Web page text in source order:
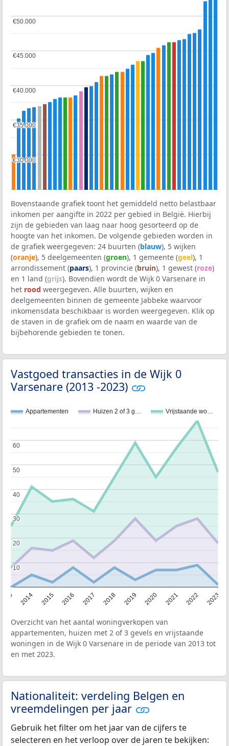
€30.000
€30.000
€35.000
€35.000
€40.000
€40.000
€45.000
€45.000
€50.000
€50.000
Bovenstaande grafiek toont het gemiddeld netto belastbaar
inkomen per aangifte in 2022 per gebied in België. Hierbij
zijn de gebieden van laag naar hoog gesorteerd op de
hoogte van het inkomen. De volgende gebieden worden in
de grafiek weergegeven: 24 buurten (blauw), 5 wijken
(oranje), 5 deelgemeenten (groen), 1 gemeente (geel), 1
arrondissement (paars), 1 provincie (bruin), 1 gewest (roze)
en 1 land (grijs). Bovendien wordt de Wijk 0 Varsenare in
het rood weergegeven. Alle buurten, wijken en
deelgemeenten binnen de gemeente Jabbeke waarvoor
inkomensdata beschikbaar is worden weergegeven. Klik op
de staven in de grafiek om de naam en waarde van de
bijbehorende gebieden te tonen.
Vastgoed transacties in de Wijk 0
Varsenare (2013 -2023)
Appartementen Huizen 2 of 3 g… Vrijstaande wo…
2014 2015 2016 2017 2018 2019 2020 2021 2022 2023
10
10
20
20
30
30
40
40
50
50
60
60
Overzicht van het aantal woningverkopen van
appartementen, huizen met 2 of 3 gevels en vrijstaande
woningen in de Wijk 0 Varsenare in de periode van 2013 tot
en met 2023.
Nationaliteit: verdeling Belgen en
vreemdelingen per jaar
Gebruik het filter om het jaar van de cijfers te
selecteren en het verloop over de jaren te bekijken: